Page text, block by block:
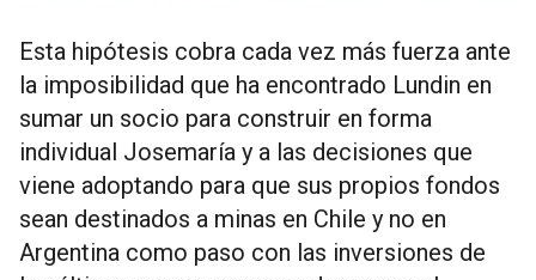
Esta hipótesis cobra cada vez más fuerza ante
la imposibilidad que ha encontrado Lundin en
sumar un socio para construir en forma
individual Josemaría y a las decisiones que
viene adoptando para que sus propios fondos
sean destinados a minas en Chile y no en
Argentina como paso con las inversiones de